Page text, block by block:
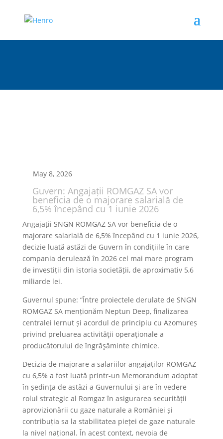
May 8, 2026
Guvern: Angajații ROMGAZ SA vor
beneficia de o majorare salarială de
6,5% începând cu 1 iunie 2026
Angajații SNGN ROMGAZ SA vor beneficia de o
majorare salarială de 6,5% începând cu 1 iunie 2026,
decizie luată astăzi de Guvern în condițiile în care
compania derulează în 2026 cel mai mare program
de investiții din istoria societății, de aproximativ 5,6
miliarde lei.
Guvernul spune: “Între proiectele derulate de SNGN
ROMGAZ SA menționăm Neptun Deep, finalizarea
centralei Iernut și acordul de principiu cu Azomureș
privind preluarea activităţii operaţionale a
producătorului de îngrăşăminte chimice.
Decizia de majorare a salariilor angajaților ROMGAZ
cu 6,5% a fost luată printr-un Memorandum adoptat
în ședința de astăzi a Guvernului și are în vedere
rolul strategic al Romgaz în asigurarea securității
aprovizionării cu gaze naturale a României și
contribuția sa la stabilitatea pieței de gaze naturale
la nivel național. În acest context, nevoia de